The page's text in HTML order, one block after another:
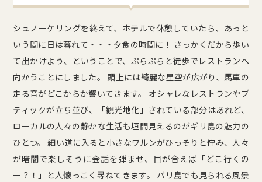
シュノーケリングを終えて、ホテルで休憩していたら、あっと
いう間に日は暮れて・・・夕食の時間に！ さっかくだから歩い
て出かけよう、ということで、ぷらぷらと徒歩でレストランへ
向かうことにしました。 頭上には綺麗な星空が広がり、馬車の
走る音がどこからか響いてきます。 オシャレなレストランやブ
ティックが立ち並び、「観光地化」されている部分はあれど、
ローカルの人々の静かな生活も垣間見えるのがギリ島の魅力の
ひとつ。 細い道に入ると小さなワルンがひっそりと佇み、人々
が暗闇で楽しそうに会話を弾ませ、目が合えば「どこ行くの
ー？！」と人懐っこく尋ねてきます。 バリ島でも見られる風景